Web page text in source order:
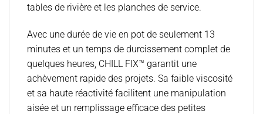
tables de rivière et les planches de service.
Avec une durée de vie en pot de seulement 13
minutes et un temps de durcissement complet de
quelques heures, CHILL FIX™ garantit une
achèvement rapide des projets. Sa faible viscosité
et sa haute réactivité facilitent une manipulation
aisée et un remplissage efficace des petites